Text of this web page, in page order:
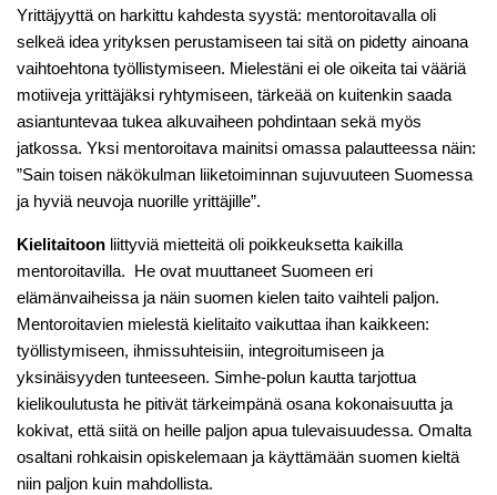
Yrittäjyyttä on harkittu kahdesta syystä: mentoroitavalla oli
selkeä idea yrityksen perustamiseen tai sitä on pidetty ainoana
vaihtoehtona työllistymiseen. Mielestäni ei ole oikeita tai vääriä
motiiveja yrittäjäksi ryhtymiseen, tärkeää on kuitenkin saada
asiantuntevaa tukea alkuvaiheen pohdintaan sekä myös
jatkossa. Yksi mentoroitava mainitsi omassa palautteessa näin:
”Sain toisen näkökulman liiketoiminnan sujuvuuteen Suomessa
ja hyviä neuvoja nuorille yrittäjille”.
Kielitaitoon liittyviä mietteitä oli poikkeuksetta kaikilla
mentoroitavilla. He ovat muuttaneet Suomeen eri
elämänvaiheissa ja näin suomen kielen taito vaihteli paljon.
Mentoroitavien mielestä kielitaito vaikuttaa ihan kaikkeen:
työllistymiseen, ihmissuhteisiin, integroitumiseen ja
yksinäisyyden tunteeseen. Simhe-polun kautta tarjottua
kielikoulutusta he pitivät tärkeimpänä osana kokonaisuutta ja
kokivat, että siitä on heille paljon apua tulevaisuudessa. Omalta
osaltani rohkaisin opiskelemaan ja käyttämään suomen kieltä
niin paljon kuin mahdollista.